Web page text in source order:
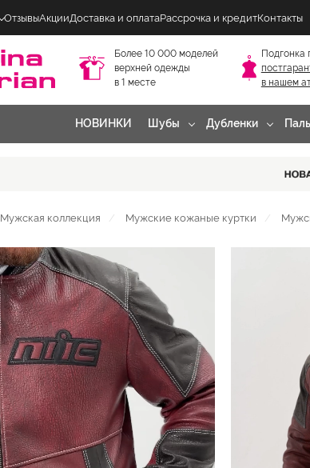
ОтзывыАкцииДоставка и оплатаРассрочка и кредитКонтакты
Более 10 000 моделей
верхней одежды
в 1 месте
Подгонка
в нашем
НОВИНКИ Шубы Дубленки
Мужская коллекция Мужские кожаные куртки